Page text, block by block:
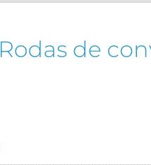
Rodas de